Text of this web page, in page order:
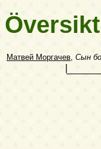
Матвей Моргачев, Сын